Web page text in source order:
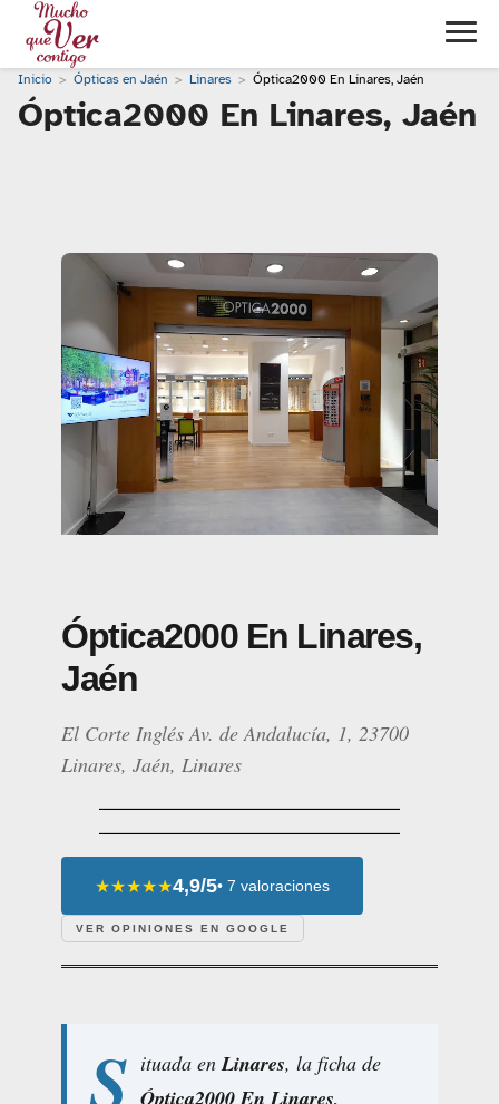
Inicio Ópticas en Jaén Linares Óptica2000 En Linares, Jaén
Óptica2000 En Linares, Jaén
Óptica2000 En Linares,
Jaén
El Corte Inglés Av. de Andalucía, 1, 23700
Linares, Jaén, Linares
★★★★★4,9/5• 7 valoraciones
VER OPINIONES EN GOOGLE
S ituada enLinares, la ficha de
Óptica2000 En Linares,